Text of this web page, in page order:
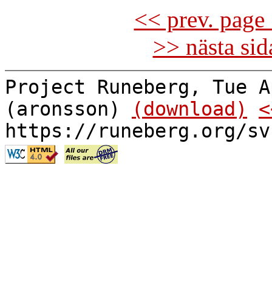
<< prev.
>> nästa
Project Runeberg, Tue
(aronsson)
(download)
https://runeberg.org/